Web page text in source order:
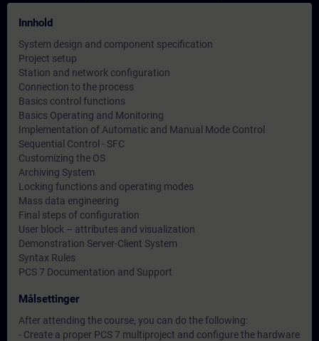
Innhold
System design and component specification
Project setup
Station and network configuration
Connection to the process
Basics control functions
Basics Operating and Monitoring
Implementation of Automatic and Manual Mode Control
Sequential Control - SFC
Customizing the OS
Archiving System
Locking functions and operating modes
Mass data engineering
Final steps of configuration
User block – attributes and visualization
Demonstration Server-Client System
Syntax Rules
PCS 7 Documentation and Support
Målsettinger
After attending the course, you can do the following:
- Create a proper PCS 7 multiproject and configure the hardware